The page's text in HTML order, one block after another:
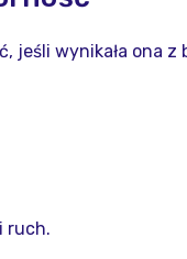
wynikała ona
ruch.